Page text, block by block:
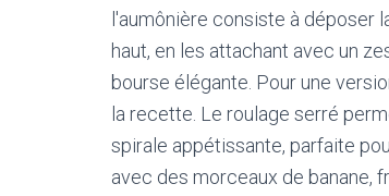
l'aumônière consiste à déposer
haut, en les attachant avec un
bourse élégante. Pour une
la recette. Le roulage serré
spirale appétissante, parfaite
avec des morceaux de banane,